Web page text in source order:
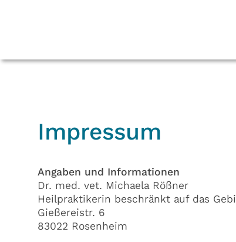
Impressum
Angaben und Informationen
Dr. med. vet. Michaela Rößner
Heilpraktikerin beschränkt auf das
Gießereistr. 6
83022 Rosenheim